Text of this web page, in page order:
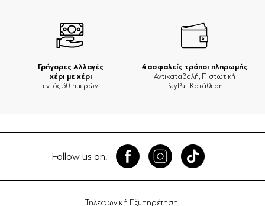
Γρήγορες Αλλαγές
χέρι με χέρι
εντός 30 ημερών
4 ασφαλείς τρόποι πληρωμής
Αντικαταβολή, Πιστωτική
PayPal, Κατάθεση
Follow us on:
Τηλεφωνική Εξυπηρέτηση: